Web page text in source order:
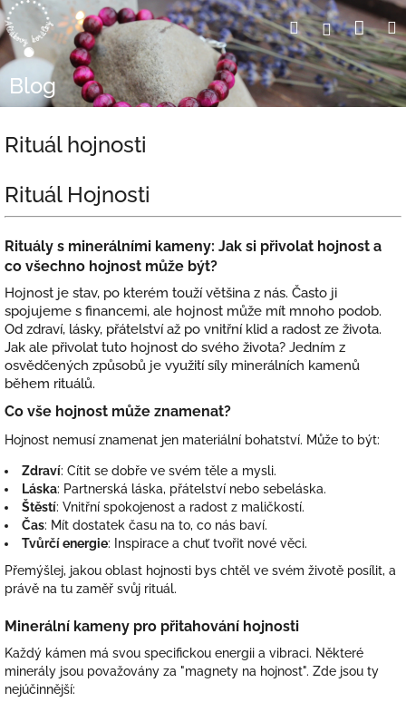
Přejít
na
obsah
HledatPřihlášení
Blog
Rituál hojnosti
Rituál Hojnosti
Rituály s minerálními kameny: Jak si přivolat hojnost a
co všechno hojnost může být?
Hojnost je stav, po kterém touží většina z nás. Často ji
spojujeme s financemi, ale hojnost může mít mnoho podob.
Od zdraví, lásky, přátelství až po vnitřní klid a radost ze života.
Jak ale přivolat tuto hojnost do svého života? Jedním z
osvědčených způsobů je využití síly minerálních kamenů
během rituálů.
Co vše hojnost může znamenat?
Hojnost nemusí znamenat jen materiální bohatství. Může to být:
Zdraví: Cítit se dobře ve svém těle a mysli.
Láska: Partnerská láska, přátelství nebo sebeláska.
Štěstí: Vnitřní spokojenost a radost z maličkostí.
Čas: Mít dostatek času na to, co nás baví.
Tvůrčí energie: Inspirace a chuť tvořit nové věci.
Přemýšlej, jakou oblast hojnosti bys chtěl ve svém životě posílit, a
právě na tu zaměř svůj rituál.
Minerální kameny pro přitahování hojnosti
Každý kámen má svou specifickou energii a vibraci. Některé
minerály jsou považovány za "magnety na hojnost". Zde jsou ty
nejúčinnější: